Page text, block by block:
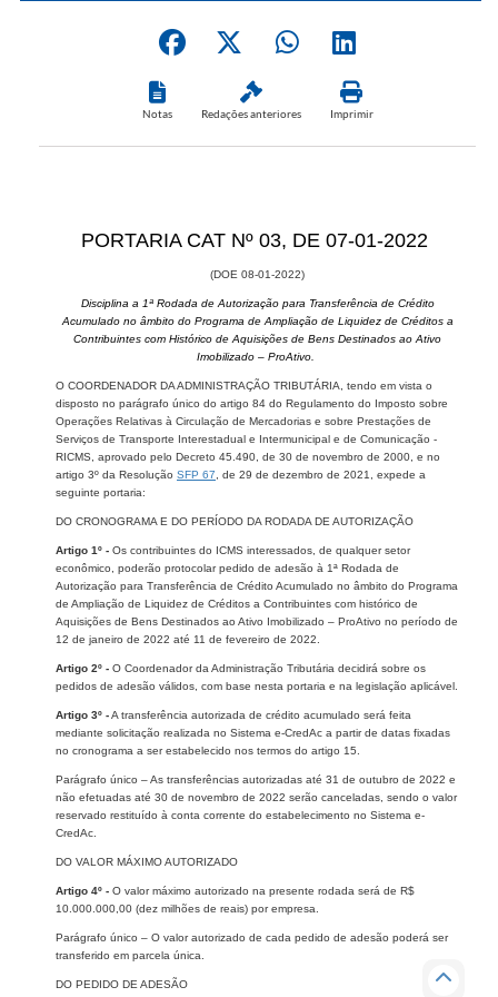
Notas Redações anteriores Imprimir
​PORTARIA CAT Nº 03, DE 07-01-2022
(DOE 08-01-2022)
Disciplina a 1ª Rodada de Autorização para Transferência de Crédito
Acumulado no âmbito do Programa de Ampliação de Liquidez de Créditos a
Contribuintes com Histórico de Aquisições de Bens Destinados ao Ativo
Imobilizado – ProAtivo.
O COORDENADOR DA ADMINISTRAÇÃO TRIBUTÁRIA, tendo em vista o
disposto no parágrafo único do artigo 84 do Regulamento do Imposto sobre
Operações Relativas à Circulação de Mercadorias e sobre Prestações de
Serviços de Transporte Interestadual e Intermunicipal e de Comunicação -
RICMS, aprovado pelo Decreto 45.490, de 30 de novembro de 2000, e no
artigo 3º da Resolução SFP 67 , de 29 de dezembro de 2021, expede a
seguinte portaria:
DO CRONOGRAMA E DO PERÍODO DA RODADA DE AUTORIZAÇÃO
Artigo 1º - Os contribuintes do ICMS interessados, de qualquer setor
econômico, poderão protocolar pedido de adesão à 1ª Rodada de
Autorização para Transferência de Crédito Acumulado no âmbito do Programa
de Ampliação de Liquidez de Créditos a Contribuintes com histórico de
Aquisições de Bens Destinados ao Ativo Imobilizado – ProAtivo no período de
12 de janeiro de 2022 até 11 de fevereiro de 2022.
Artigo 2º - O Coordenador da Administração Tributária decidirá sobre os
pedidos de adesão válidos, com base nesta portaria e na legislação aplicável.
Artigo 3º -A transferência autorizada de crédito acumulado será feita
mediante solicitação realizada no Sistema e-CredAc a partir de datas fixadas
no cronograma a ser estabelecido nos termos do artigo 15.
Parágrafo único – As transferências autorizadas até 31 de outubro de 2022 e
não efetuadas até 30 de novembro de 2022 serão canceladas, sendo o valor
reservado restituído à conta corrente do estabelecimento no Sistema e-
CredAc.
DO VALOR MÁXIMO AUTORIZADO
Artigo 4º - O valor máximo autorizado na presente rodada será de R$
10.000.000,00 (dez milhões de reais) por empresa.
Parágrafo único – O valor autorizado de cada pedido de adesão poderá ser
transferido em parcela única.
DO PEDIDO DE ADESÃO